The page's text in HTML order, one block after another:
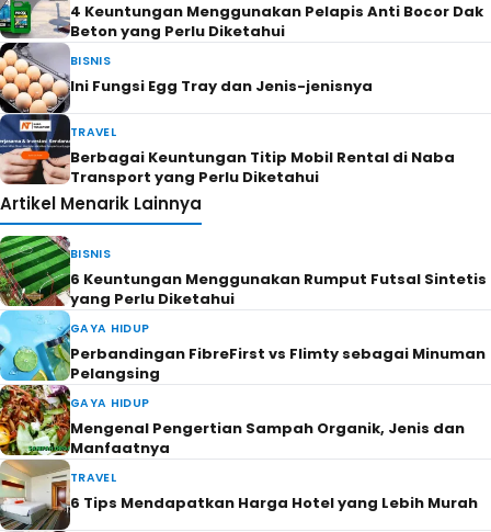
4 Keuntungan Menggunakan Pelapis Anti Bocor Dak
Beton yang Perlu Diketahui
BISNIS
Ini Fungsi Egg Tray dan Jenis-jenisnya
TRAVEL
Berbagai Keuntungan Titip Mobil Rental di Naba
Transport yang Perlu Diketahui
Artikel Menarik Lainnya
BISNIS
6 Keuntungan Menggunakan Rumput Futsal Sintetis
yang Perlu Diketahui
GAYA HIDUP
Perbandingan FibreFirst vs Flimty sebagai Minuman
Pelangsing
GAYA HIDUP
Mengenal Pengertian Sampah Organik, Jenis dan
Manfaatnya
TRAVEL
6 Tips Mendapatkan Harga Hotel yang Lebih Murah